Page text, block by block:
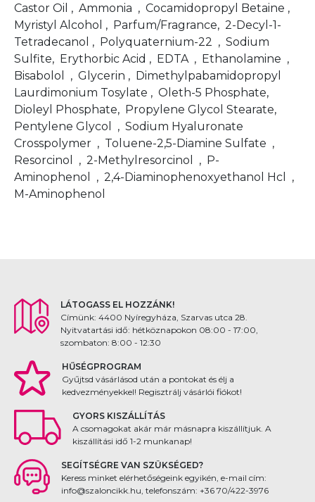
Castor Oil , Ammonia , Cocamidopropyl Betaine ,
Myristyl Alcohol , Parfum/Fragrance, 2-Decyl-1-
Tetradecanol , Polyquaternium-22 , Sodium
Sulfite, Erythorbic Acid , EDTA , Ethanolamine ,
Bisabolol , Glycerin , Dimethylpabamidopropyl
Laurdimonium Tosylate , Oleth-5 Phosphate,
Dioleyl Phosphate, Propylene Glycol Stearate,
Pentylene Glycol , Sodium Hyaluronate
Crosspolymer , Toluene-2,5-Diamine Sulfate ,
Resorcinol , 2-Methylresorcinol , P-
Aminophenol , 2,4-Diaminophenoxyethanol Hcl ,
M-Aminophenol
LÁTOGASS EL HOZZÁNK!
Címünk: 4400 Nyíregyháza, Szarvas utca 28.
Nyitvatartási idő: hétköznapokon 08:00 - 17:00,
szombaton: 8:00 - 12:30
HŰSÉGPROGRAM
Gyűjtsd vásárlásod után a pontokat és élj a
kedvezményekkel! Regisztrálj vásárlói fiókot!
GYORS KISZÁLLÍTÁS
A csomagokat akár már másnapra kiszállítjuk. A
kiszállítási idő 1-2 munkanap!
SEGÍTSÉGRE VAN SZÜKSÉGED?
Keress minket elérhetőségeink egyikén, e-mail cím:
info@szaloncikk.hu, telefonszám: +36 70/422-3976